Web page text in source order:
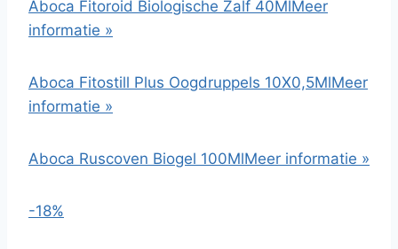
Aboca Fitoroid Biologische Zalf 40MlMeer
informatie »
Aboca Fitostill Plus Oogdruppels 10X0,5MlMeer
informatie »
Aboca Ruscoven Biogel 100MlMeer informatie »
-18%